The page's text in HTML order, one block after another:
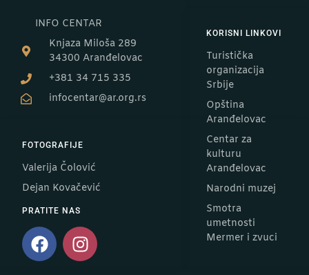
INFO CENTAR
Knjaza Miloša 289
34300 Aranđelovac
+381 34 715 335
infocentar@ar.org.rs
KORISNI LINKOVI
Turistička
organizacija
Srbije
Opština
Aranđelovac
Centar za
kulturu
Aranđelovac
Narodni muzej
Smotra
umetnosti
Mermer i zvuci
FOTOGRAFIJE
Valerija Čolović
Dejan Kovačević
PRATITE NAS